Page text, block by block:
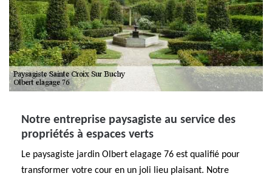
Notre entreprise paysagiste au service des
propriétés à espaces verts
Le paysagiste jardin Olbert elagage 76 est qualifié pour
transformer votre cour en un joli lieu plaisant. Notre